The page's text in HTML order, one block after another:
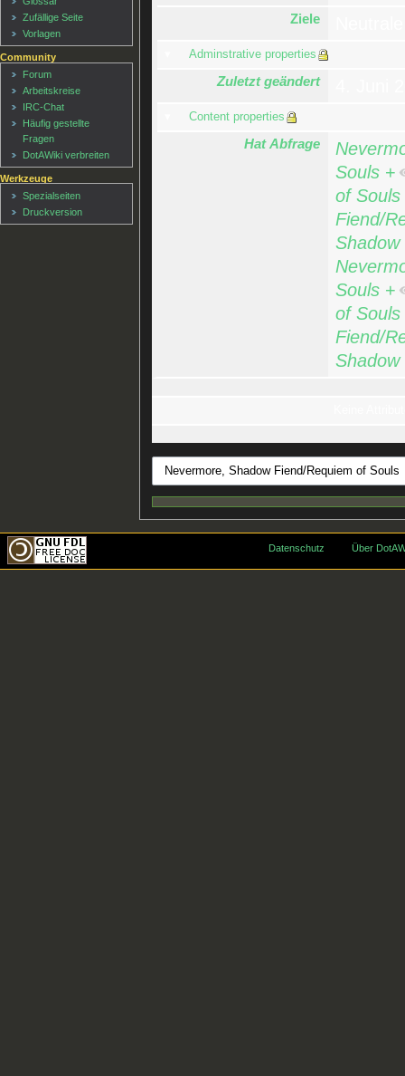
Ziele
Adminstrative properties
Zuletzt geändert
Content properties
Hat Abfrage
Souls +
of Souls
Fiend/
Shadow
Souls +
of Souls
Fiend/
Shadow
Zufällige Seite
Vorlagen
Community
Forum
Arbeitskreise
IRC-Chat
Häufig gestellte
Fragen
DotAWiki verbreiten
Werkzeuge
Spezialseiten
Druckversion
Datenschutz Über